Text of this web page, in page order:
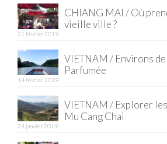
Vietnam
Hanoi
Mai Chau
CHIANG MAI / Où
vieille ville ?
21 février 2019
VIETNAM / Environs
Parfumée
14 février 2019
VIETNAM / Explorer
Mu Cang Chai
24 janvier 2019